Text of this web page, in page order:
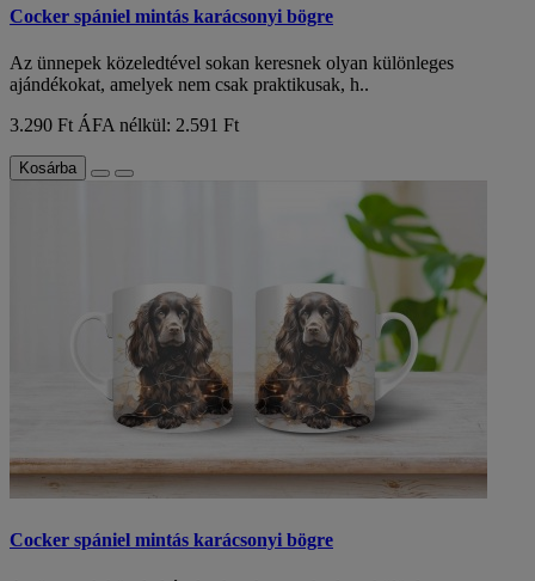
Cocker spániel mintás karácsonyi bögre
Az ünnepek közeledtével sokan keresnek olyan különleges
ajándékokat, amelyek nem csak praktikusak, h..
3.290 Ft ÁFA nélkül: 2.591 Ft
Kosárba
Cocker spániel mintás karácsonyi bögre